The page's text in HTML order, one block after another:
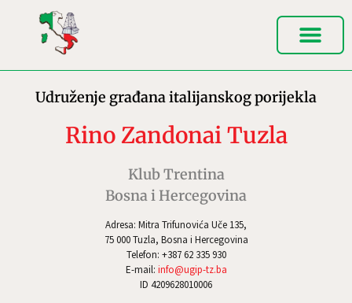
Adresa: Mitra Trifunovića Uče 135,
75 000 Tuzla, Bosna i Hercegovina
Telefon: +387 62 335 930
E-mail: info@ugip-tz.ba
ID 4209628010006
Udruženje građana italijanskog porijekla
Rino Zandonai Tuzla
Klub Trentina
Bosna i Hercegovina